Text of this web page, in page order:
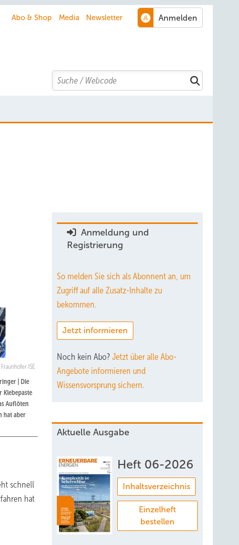
Abo & Shop Media Newsletter
Search
Fraunhofer ISE
| Die
Klebepaste
Auflöten
hat aber
schnell
hat
Anmeldung und
Registrierung
So melden Sie sich als Abonnent an, um
Zugriff auf alle Zusatz-Inhalte zu
bekommen.
Jetzt informieren
Noch kein Abo? Jetzt über alle Abo-
Angebote informieren und
Wissensvorsprung sichern.
Aktuelle Ausgabe
Heft 06-2026
Inhaltsverzeichnis
Einzelheft
bestellen